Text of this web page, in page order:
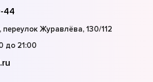
44
Журавлёва, 130/112
до 21:00